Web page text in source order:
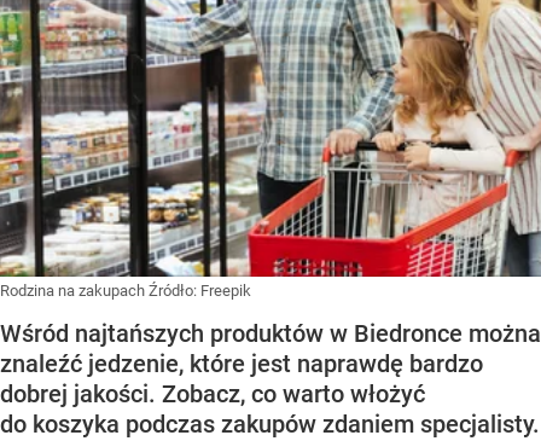
Rodzina na zakupach Źródło: Freepik
Wśród najtańszych produktów w Biedronce można
znaleźć jedzenie, które jest naprawdę bardzo
dobrej jakości. Zobacz, co warto włożyć
do koszyka podczas zakupów zdaniem specjalisty.